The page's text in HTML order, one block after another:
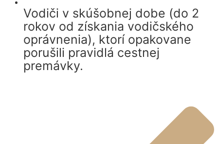
Vodiči v skúšobnej dobe (do 2
rokov od získania vodičského
oprávnenia), ktorí opakovane
porušili pravidlá cestnej
premávky.